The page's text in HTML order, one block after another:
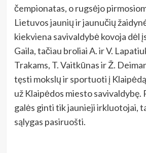
čempionatas, o rugsėjo
Lietuvos jaunių ir jaunučių
kiekviena savivaldybė kovoja dėl
Gaila, tačiau broliai A. ir V.
Trakams, T. Vaitkūnas ir Ž.
tęsti mokslų ir sportuoti į
už Klaipėdos miesto savivaldybę.
galės ginti tik jaunieji irkluotojai,
sąlygas pasiruošti.